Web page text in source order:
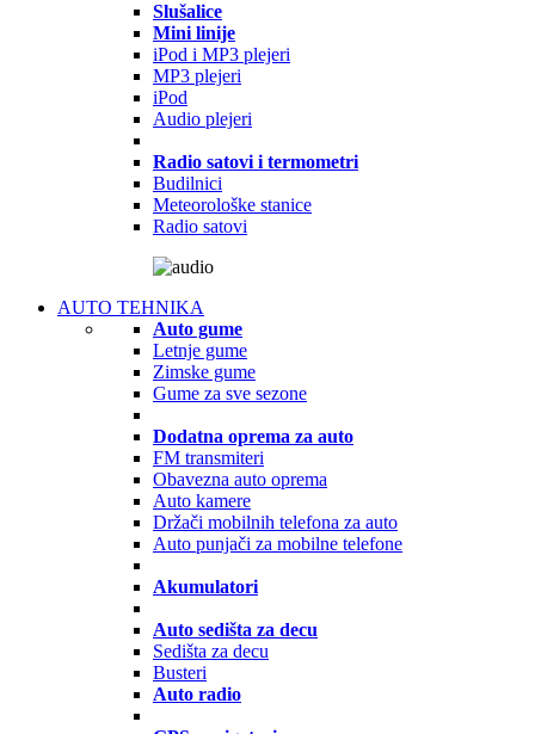
Slušalice
Mini linije
iPod i MP3 plejeri
MP3 plejeri
iPod
Audio plejeri
Radio satovi i termometri
Budilnici
Meteorološke stanice
Radio satovi
AUTO TEHNIKA
Auto gume
Letnje gume
Zimske gume
Gume za sve sezone
Dodatna oprema za auto
FM transmiteri
Obavezna auto oprema
Auto kamere
Držači mobilnih telefona za auto
Auto punjači za mobilne telefone
Akumulatori
Auto sedišta za decu
Sedišta za decu
Busteri
Auto radio